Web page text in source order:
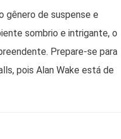
gênero de suspense e
sombrio e intrigante, o
Prepare-se para
pois Alan Wake está de